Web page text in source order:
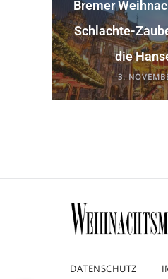
Bremer
Schlachte-
die
3.
DATENSCHUTZ